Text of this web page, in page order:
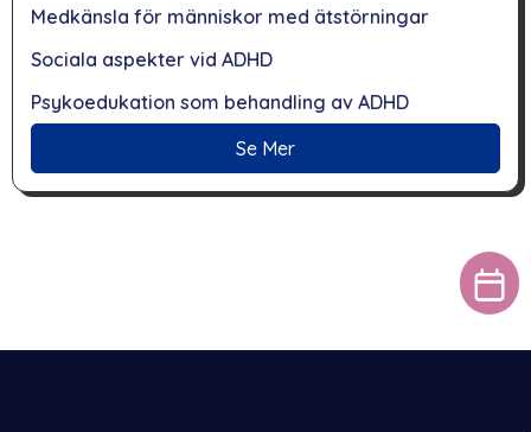
Medkänsla för människor med ätstörningar
Sociala aspekter vid ADHD
Psykoedukation som behandling av ADHD
Se Mer